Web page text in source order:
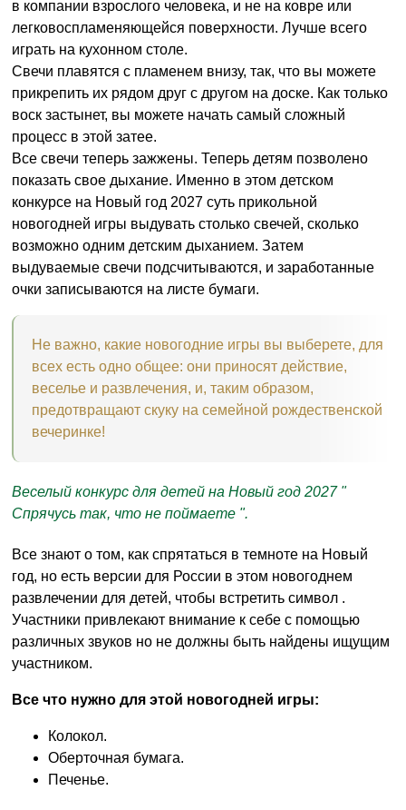
в компании взрослого человека, и не на ковре или
легковоспламеняющейся поверхности. Лучше всего
играть на кухонном столе.
Свечи плавятся с пламенем внизу, так, что вы можете
прикрепить их рядом друг с другом на доске. Как только
воск застынет, вы можете начать самый сложный
процесс в этой затее.
Все свечи теперь зажжены. Теперь детям позволено
показать свое дыхание. Именно в этом детском
конкурсе на Новый год 2027 суть прикольной
новогодней игры выдувать столько свечей, сколько
возможно одним детским дыханием. Затем
выдуваемые свечи подсчитываются, и заработанные
очки записываются на листе бумаги.
Не важно, какие новогодние игры вы выберете, для
всех есть одно общее: они приносят действие,
веселье и развлечения, и, таким образом,
предотвращают скуку на семейной рождественской
вечеринке!
Веселый конкурс для детей на Новый год 2027 "
Спрячусь так, что не поймаете ".
Все знают о том, как спрятаться в темноте на Новый
год, но есть версии для России в этом новогоднем
развлечении для детей, чтобы встретить символ .
Участники привлекают внимание к себе с помощью
различных звуков но не должны быть найдены ищущим
участником.
Все что нужно для этой новогодней игры:
Колокол.
Оберточная бумага.
Печенье.